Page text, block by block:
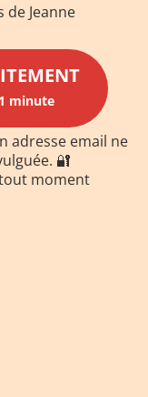
de Jeanne
minute
adresse email ne
🔐
tout moment